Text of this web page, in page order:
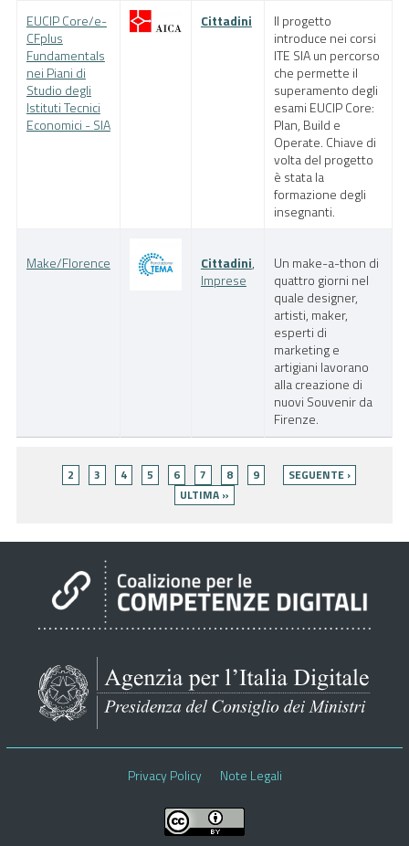
EUCIP Core/e-
CFplus
Fundamentals
nei Piani di
Studio degli
Istituti Tecnici
Economici - SIA
Cittadini
Il progetto
introduce nei corsi
ITE SIA un percorso
che permette il
superamento degli
esami EUCIP Core:
Plan, Build e
Operate. Chiave di
volta del progetto
è stata la
formazione degli
insegnanti.
Make/Florence Cittadini,
Imprese
Un make-a-thon di
quattro giorni nel
quale designer,
artisti, maker,
esperti di
marketing e
artigiani lavorano
alla creazione di
nuovi Souvenir da
Firenze.
2 3 4 5 6 7 8 9
SEGUENTE ›
ULTIMA »
Privacy Policy Note Legali